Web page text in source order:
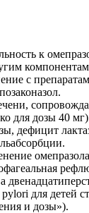
к
компонентам
с
для дозы 40
дефицит
для детей
и дозы»).